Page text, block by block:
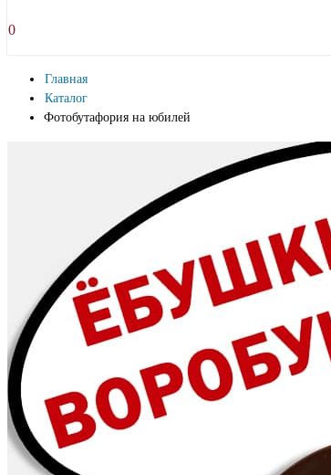
0
Главная
Каталог
Фотобутафория на юбилей